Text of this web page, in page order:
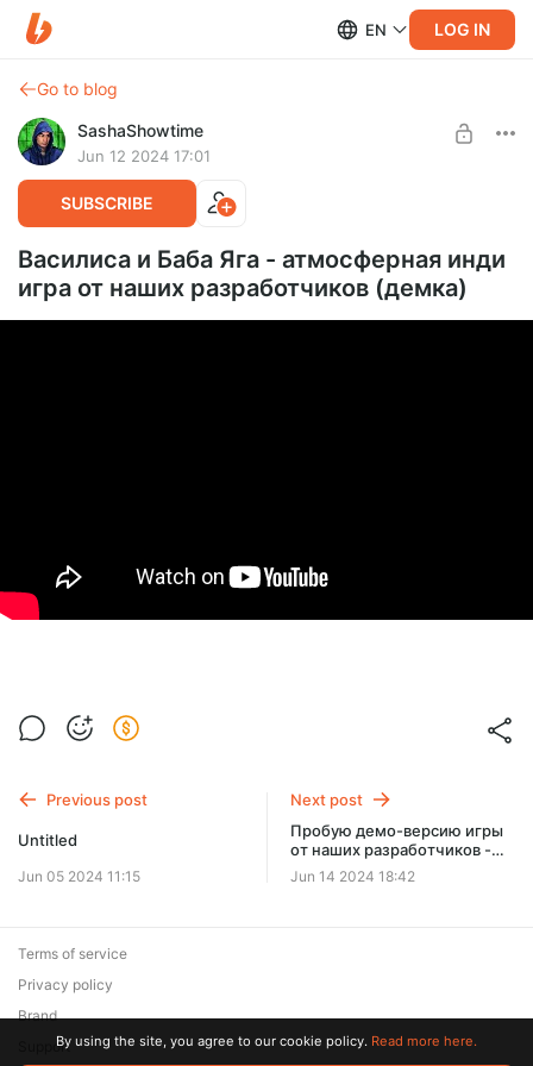
EN LOG IN
Go to blog
SashaShowtime
Jun 12 2024 17:01
SUBSCRIBE
Василиса и Баба Яга - атмосферная инди
игра от наших разработчиков (демка)
Previous post
Untitled
Jun 05 2024 11:15
Next post
Пробую демо-версию игры
от наших разработчиков -
Soulbind: Tales Of The
Underworld
Jun 14 2024 18:42
Terms of service
Privacy policy
Brand
SupportBy using the site, you agree to our cookie policy. Read more here.